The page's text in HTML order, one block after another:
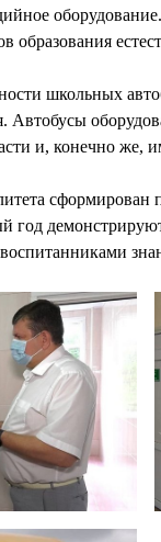
школьных
Автобусы
и, конечно же,
сформирован
год